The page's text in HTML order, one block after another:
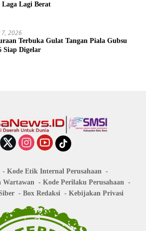
Laga Lagi Berat
2026
Terbuka Gulat Tangan Piala Gubsu
Siap Digelar
Kode Etik Internal Perusahaan
Wartawan
Kode Perilaku Perusahaan
Box Redaksi Kebijakan Privasi